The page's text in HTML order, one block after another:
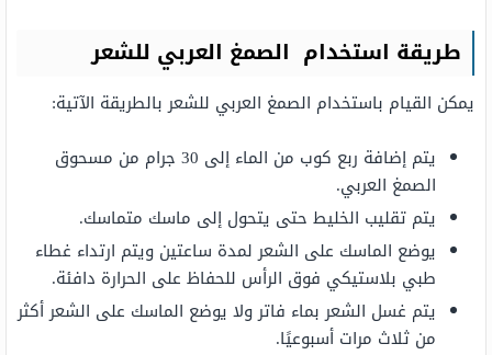
طريقة استخدام الصمغ العربي للشعر
يمكن القيام باستخدام الصمغ العربي للشعر بالطريقة الآتية:
يتم إضافة ربع كوب من الماء إلى 30 جرام من مسحوق
الصمغ العربي.
يتم تقليب الخليط حتى يتحول إلى ماسك متماسك.
يوضع الماسك على الشعر لمدة ساعتين ويتم ارتداء غطاء
طبي بلاستيكي فوق الرأس للحفاظ على الحرارة دافئة.
يتم غسل الشعر بماء فاتر ولا يوضع الماسك على الشعر أكثر
من ثلاث مرات أسبوعيًا.